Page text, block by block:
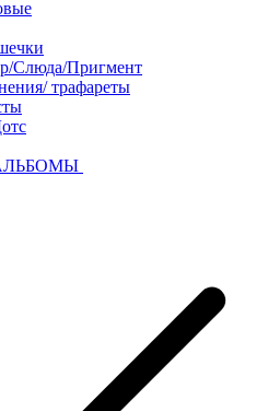
Слюда/Пригмент
трафареты